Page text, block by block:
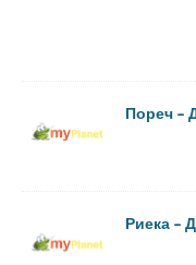
Пореч –
Риека –